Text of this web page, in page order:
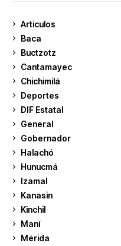
Articulos
Baca
Buctzotz
Cantamayec
Chichimilá
Deportes
DIF Estatal
General
Gobernador
Halachó
Hunucmá
Izamal
Kanasin
Kinchil
Maní
Mérida